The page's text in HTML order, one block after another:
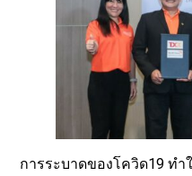
การระบาดของโควิด19 ทำ